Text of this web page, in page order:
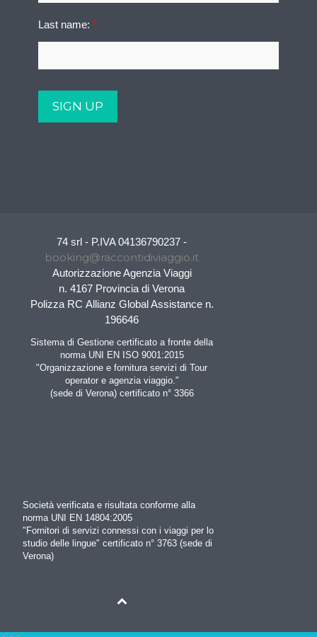
Last name:*
74 srl - P.IVA 04136790237 -
booking@raccontidiviaggio.it
Autorizzazione Agenzia Viaggi
n. 4167 Provincia di Verona
Polizza RC Allianz Global Assistance n.
196646
Sistema di Gestione certificato a fronte della
norma UNI EN ISO 9001:2015
"Organizzazione e fornitura servizi di Tour
operator e agenzia viaggio."
(sede di Verona) certificato n° 3366
Società verificata e risultata conforme alla
norma UNI EN 14804:2005
"Fornitori di servizi connessi con i viaggi per lo
studio delle lingue" certificato n° 3763 (sede di
Verona)